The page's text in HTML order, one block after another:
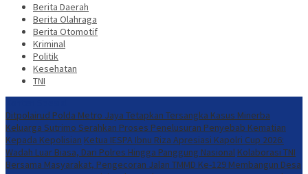
Berita Daerah
Berita Olahraga
Berita Otomotif
Kriminal
Politik
Kesehatan
TNI
Ditpolairud Polda Metro Jaya Tetapkan Tersangka Kasus Minerba
Keluarga Sutrimo Serahkan Proses Penelusuran Penyebab Kematian
Kepada Kepolisian Ketua IESPA Ibnu Riza Apresiasi Kapolri Cup 2026:
Wadah Luar Biasa, Dari Polres Hingga Panggung Nasional Kolaborasi TNI
Bersama Masyarakat, Pengecoran Jalan TMMD Ke-129 Membangun Desa